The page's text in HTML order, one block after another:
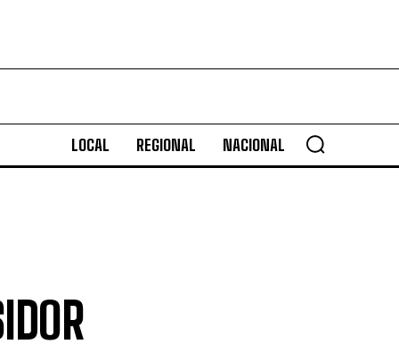
LOCAL REGIONAL NACIONAL